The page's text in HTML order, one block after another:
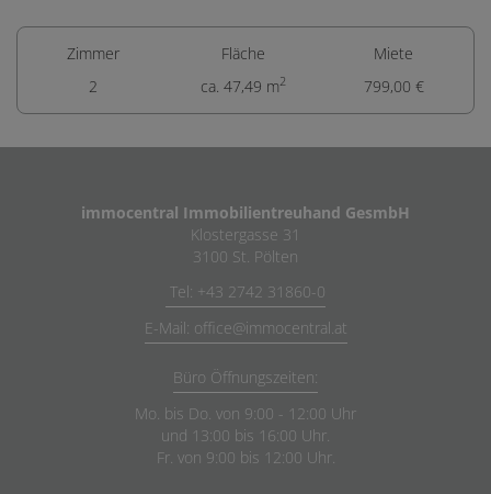
Zimmer
2
Fläche
ca. 47,49 m2
Miete
799,00 €
immocentral Immobilientreuhand GesmbH
Klostergasse 31
3100 St. Pölten
Tel: +43 2742 31860-0
E-Mail: office@immocentral.at
Büro Öffnungszeiten:
Mo. bis Do. von 9:00 - 12:00 Uhr
und 13:00 bis 16:00 Uhr.
Fr. von 9:00 bis 12:00 Uhr.